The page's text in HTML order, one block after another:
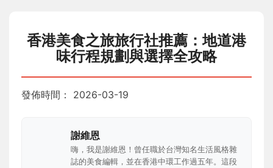
香港美食之旅旅行社推薦：地道港
味行程規劃與選擇全攻略
發佈時間： 2026-03-19
謝維恩
嗨，我是謝維恩！曾任職於台灣知名生活風格雜
誌的美食編輯，並在香港中環工作過五年。這段